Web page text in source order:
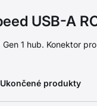
USB-A
1 hub. Konektor
produkty